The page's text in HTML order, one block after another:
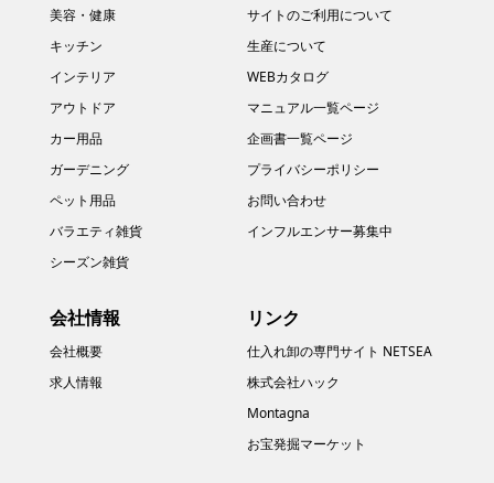
美容・健康
キッチン
インテリア
アウトドア
カー用品
ガーデニング
ペット用品
バラエティ雑貨
シーズン雑貨
サイトのご利用について
生産について
WEBカタログ
マニュアル一覧ページ
企画書一覧ページ
プライバシーポリシー
お問い合わせ
インフルエンサー募集中
会社情報
会社概要
求人情報
リンク
仕入れ卸の専門サイト NETSEA
株式会社ハック
Montagna
お宝発掘マーケット